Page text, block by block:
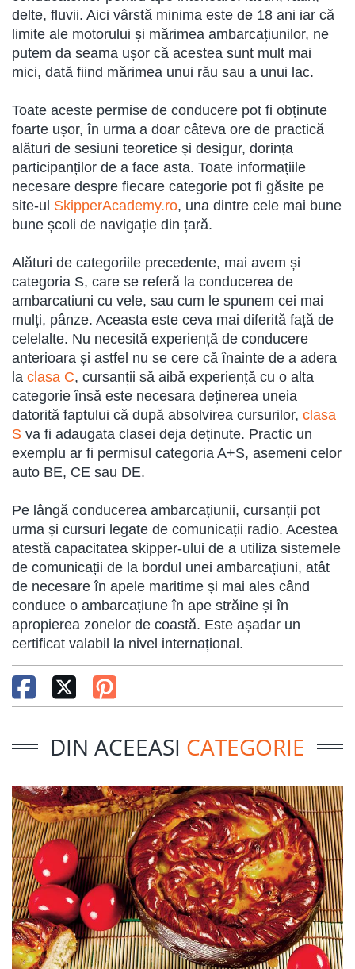
delte, fluvii. Aici vârstă minima este de 18 ani iar că
limite ale motorului și mărimea ambarcațiunilor, ne
putem da seama ușor că acestea sunt mult mai
mici, dată fiind mărimea unui rău sau a unui lac.
Toate aceste permise de conducere pot fi obținute
foarte ușor, în urma a doar câteva ore de practică
alături de sesiuni teoretice și desigur, dorința
participanților de a face asta. Toate informațiile
necesare despre fiecare categorie pot fi găsite pe
site-ul SkipperAcademy.ro, una dintre cele mai bune
bune școli de navigație din țară.
Alături de categoriile precedente, mai avem și
categoria S, care se referă la conducerea de
ambarcatiuni cu vele, sau cum le spunem cei mai
mulți, pânze. Aceasta este ceva mai diferită față de
celelalte. Nu necesită experiență de conducere
anterioara și astfel nu se cere că înainte de a adera
la clasa C, cursanții să aibă experiență cu o alta
categorie însă este necesara deținerea uneia
datorită faptului că după absolvirea cursurilor, clasa
S va fi adaugata clasei deja deținute. Practic un
exemplu ar fi permisul categoria A+S, asemeni celor
auto BE, CE sau DE.
Pe lângă conducerea ambarcațiunii, cursanții pot
urma și cursuri legate de comunicații radio. Acestea
atestă capacitatea skipper-ului de a utiliza sistemele
de comunicații de la bordul unei ambarcațiuni, atât
de necesare în apele maritime și mai ales când
conduce o ambarcațiune în ape străine și în
apropierea zonelor de coastă. Este așadar un
certificat valabil la nivel internațional.
DIN ACEEASI CATEGORIE